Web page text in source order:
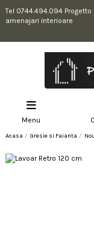
Tel 0744.494.094
amenajari interioare
Menu
Acasa Gresie si Faianta